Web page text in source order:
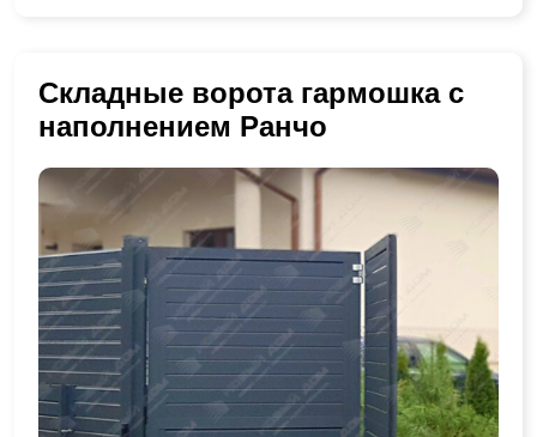
Складные ворота гармошка с
наполнением Ранчо